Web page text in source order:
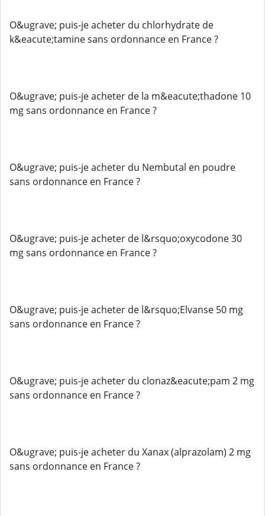
O&ugrave; puis-je acheter du chlorhydrate de
k&eacute;tamine sans ordonnance en France ?
O&ugrave; puis-je acheter de la m&eacute;thadone 10
mg sans ordonnance en France ?
O&ugrave; puis-je acheter du Nembutal en poudre
sans ordonnance en France ?
O&ugrave; puis-je acheter de l&rsquo;oxycodone 30
mg sans ordonnance en France ?
O&ugrave; puis-je acheter de l&rsquo;Elvanse 50 mg
sans ordonnance en France ?
O&ugrave; puis-je acheter du clonaz&eacute;pam 2 mg
sans ordonnance en France ?
O&ugrave; puis-je acheter du Xanax (alprazolam) 2 mg
sans ordonnance en France ?